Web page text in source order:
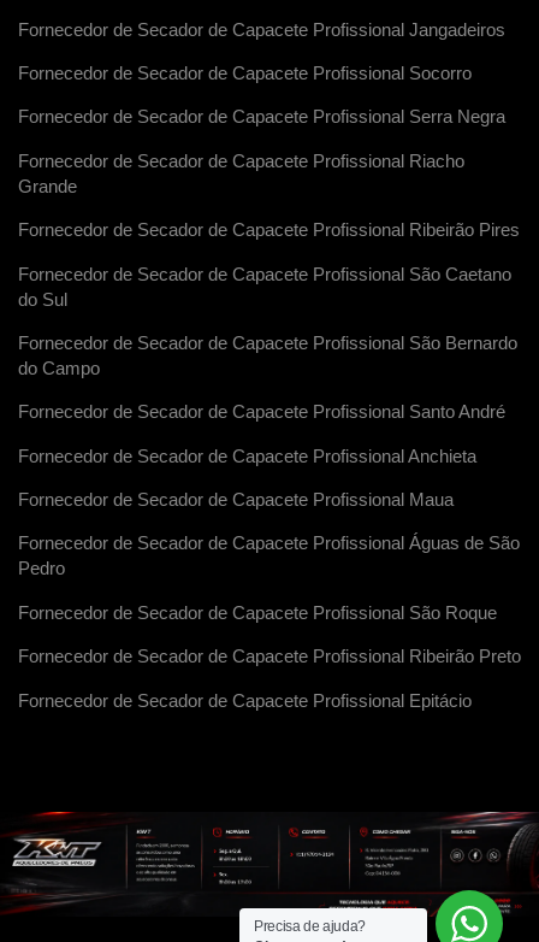
Fornecedor de Secador de Capacete Profissional Jangadeiros
Fornecedor de Secador de Capacete Profissional Socorro
Fornecedor de Secador de Capacete Profissional Serra Negra
Fornecedor de Secador de Capacete Profissional Riacho
Grande
Fornecedor de Secador de Capacete Profissional Ribeirão Pires
Fornecedor de Secador de Capacete Profissional São Caetano
do Sul
Fornecedor de Secador de Capacete Profissional São Bernardo
do Campo
Fornecedor de Secador de Capacete Profissional Santo André
Fornecedor de Secador de Capacete Profissional Anchieta
Fornecedor de Secador de Capacete Profissional Maua
Fornecedor de Secador de Capacete Profissional Águas de São
Pedro
Fornecedor de Secador de Capacete Profissional São Roque
Fornecedor de Secador de Capacete Profissional Ribeirão Preto
Fornecedor de Secador de Capacete Profissional Epitácio
Precisa de ajuda?